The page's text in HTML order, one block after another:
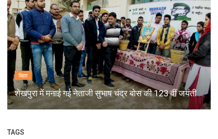
बिहार
शेखपुरा में मनाई गई नेताजी सुभाष चंद्र बोस की 123 वीं जयंती
TAGS